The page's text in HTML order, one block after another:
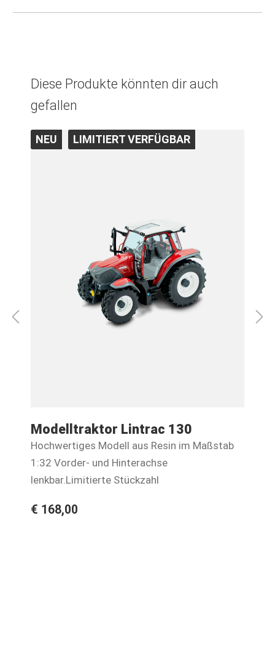
Diese Produkte könnten dir auch
gefallen
NEU LIMITIERT VERFÜGBAR
Modelltraktor Lintrac 130
Hochwertiges Modell aus Resin im Maßstab
1:32 Vorder- und Hinterachse
lenkbar.Limitierte Stückzahl
€ 168,00